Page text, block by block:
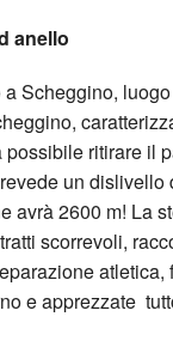
anello
Scheggino,
ritirare il
un
avrà 2600 m! La
scorrevoli,
atletica,
e apprezzate